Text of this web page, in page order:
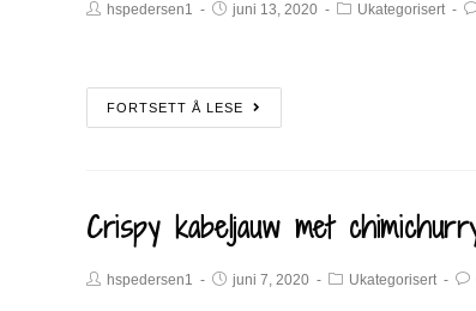
hspedersen1 juni 13, 2020 Ukategorisert
FORTSETT Å LESE
Crispy kabeljauw met
hspedersen1 juni 7, 2020 Ukategorisert